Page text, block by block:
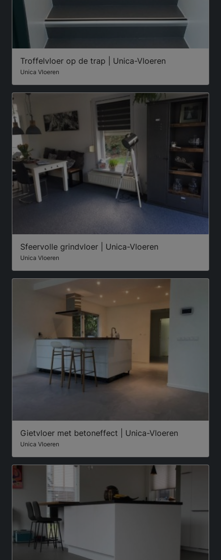
Troffelvloer op de trap | Unica-Vloeren
Unica Vloeren
Sfeervolle grindvloer | Unica-Vloeren
Unica Vloeren
Gietvloer met betoneffect | Unica-Vloeren
Unica Vloeren